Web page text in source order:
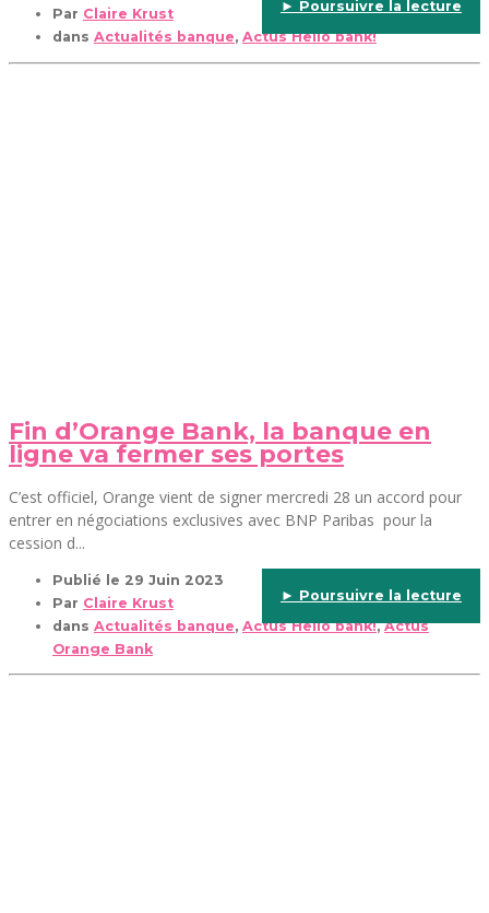
Par Claire Krust
dans Actualités banque, Actus Hello bank!
► Poursuivre la lecture
Fin d’Orange Bank, la banque en
ligne va fermer ses portes
C’est officiel, Orange vient de signer mercredi 28 un accord pour
entrer en négociations exclusives avec BNP Paribas pour la
cession d...
Publié le 29 Juin 2023
Par Claire Krust
dans Actualités banque, Actus Hello bank!,Actus
Orange Bank
► Poursuivre la lecture